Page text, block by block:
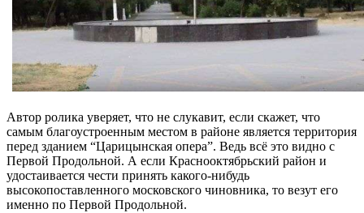
Автор ролика уверяет, что не слукавит, если скажет, что
самым благоустроенным местом в районе является территория
перед зданием “Царицынская опера”. Ведь всё это видно с
Первой Продольной. А если Краснооктябрьский район и
удостаивается чести принять какого-нибудь
высокопоставленного московского чиновника, то везут его
именно по Первой Продольной.